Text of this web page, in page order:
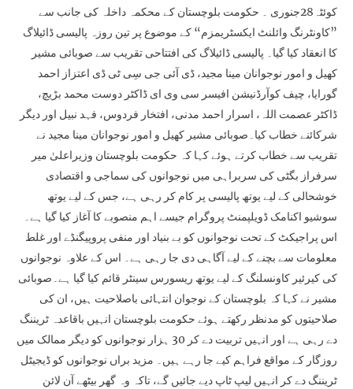
کوئٹہ28جنوری ۔ حکومت بلوچستان کے محکمہ داخلہ کی جانب سے
”کاونٹرنگ وائلنٹ ایکسٹریمزم“ کے موضوع پر تین روزہ پالیسی ڈائیلاگ
کا انعقاد کیا گیا۔ پالیسی ڈائیلاگ کی افتتاحی تقریب سے صوبائی مشیر
کھیل و امور نوجوانان مینا مجید، ڈی آئی جی سِی ٹی ڈی اعتزاز احمد
گورایا، چیف کوآرڈنیشن افیسر سی وی ای ڈاکٹر دوست محمد بڑیچ،
ڈاکٹر عصمت اللہ، اسرار احمد مدنی، افتخار فردوس، فہد نبیل اور دیگر
شرکائنے خطاب کیا۔صوبائی مشیر کھیل و امور نوجوانان مینا مجید نے
تقریب سے خطاب کرتے ہوئے کہا کہ حکومت بلوچستان وزیراعلیٰ میر
سرفراز بگٹی کی سربراہی میں نوجوانوں کی سماجی و اقتصادی
خوشحالی کے لیے یوتھ پالیسی پر کام کر رہی ہے، جس کے لیے یوتھ
سوشیو اکنامک ڈویلپمنٹ پروگرام جیسے اہم منصوبے کا آغاز کیا گیا ہے۔
اس پراجیکٹ کے تحت نوجوانوں کو بے بنیاد اور منفی پروپیگنڈے اور غلط
معلومات سے بچنے کے لیے آگاہی دی جا رہی ہے۔ اس کے علاوہ نوجوانوں
کی کیرئیر کاونسلنگ کے لیے یوتھ ریسورس سینٹر قائم کیا گیا ہے۔صوبائی
مشیر نے کہا کہ بلوچستان کے نوجوان انتہائی باصلاحیت ہیں، ان کی
صلاحیتوں کو مدنظر رکھتے ہوئے حکومت بلوچستان انہیں باقاعدہ ٹریننگ
دے رہی ہے اور انہیں تربیت دے کر 30 ہزار نوجوانوں کو دیگر ممالک میں
روزگار کے مواقع فراہم کیے جا رہے ہیں۔ مزید براں نوجوانوں کو ڈیجیٹل
ٹریننگ دے کر انہیں لیپ ٹاپ دیے جائیں گے، تاکہ وہ گھر بیٹھے آن لائن